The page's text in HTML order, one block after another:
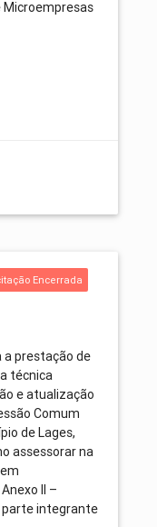
Encerrada
a prestação de
técnica
e atualização
Comum
de Lages,
assessorar na
II –
parte integrante